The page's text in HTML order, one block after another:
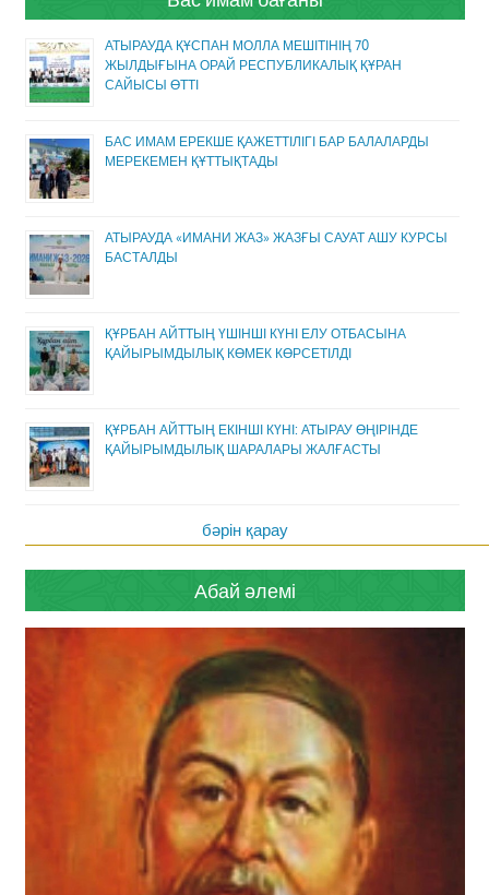
АТЫРАУДА ҚҰСПАН МОЛЛА МЕШІТІНІҢ 70
ЖЫЛДЫҒЫНА ОРАЙ РЕСПУБЛИКАЛЫҚ ҚҰРАН
САЙЫСЫ ӨТТІ
БАС ИМАМ ЕРЕКШЕ ҚАЖЕТТІЛІГІ БАР БАЛАЛАРДЫ
МЕРЕКЕМЕН ҚҰТТЫҚТАДЫ
АТЫРАУДА «ИМАНИ ЖАЗ» ЖАЗҒЫ САУАТ АШУ КУРСЫ
БАСТАЛДЫ
ҚҰРБАН АЙТТЫҢ ҮШІНШІ КҮНІ ЕЛУ ОТБАСЫНА
ҚАЙЫРЫМДЫЛЫҚ КӨМЕК КӨРСЕТІЛДІ
ҚҰРБАН АЙТТЫҢ ЕКІНШІ КҮНІ: АТЫРАУ ӨҢІРІНДЕ
ҚАЙЫРЫМДЫЛЫҚ ШАРАЛАРЫ ЖАЛҒАСТЫ
бәрін қарау
Абай әлемі